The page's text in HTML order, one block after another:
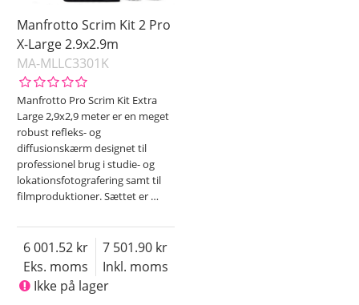
Manfrotto Scrim Kit 2 Pro
X-Large 2.9x2.9m
MA-MLLC3301K
Manfrotto Pro Scrim Kit Extra
Large 2,9x2,9 meter er en meget
robust refleks- og
diffusionskærm designet til
professionel brug i studie- og
lokationsfotografering samt til
filmproduktioner. Sættet er …
Eks. moms
6 001.52
Inkl. moms
7 501.90
Ikke på lager